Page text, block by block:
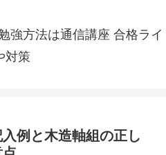
強方法は通信講座 合格ライ
対策
例と木造軸組の正し